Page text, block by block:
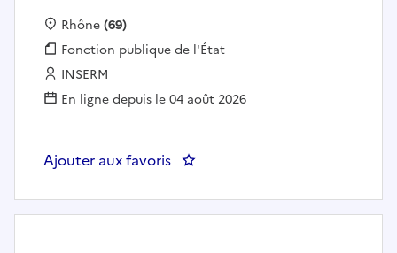
Localisation :
Rhône(69)
Fonction publique :
Fonction publique de l'État
Employeur :
INSERM
En ligne depuis le 04 août 2026
Ajouter aux favoris : Gestionnaire administratif et